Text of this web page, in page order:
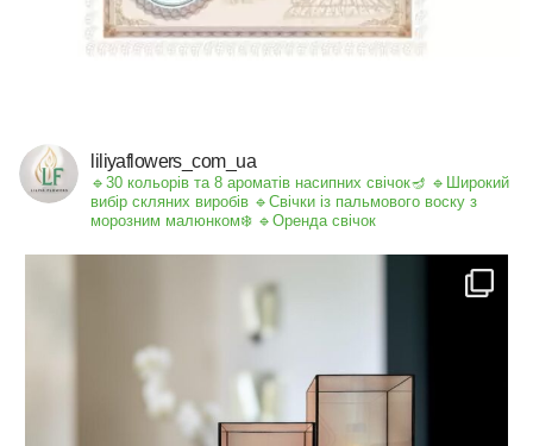
liliyaflowers_com_ua
🔹30 кольорів та 8 ароматів насипних свічок🪔 🔹Широкий
вибір скляних виробів 🔹Свічки із пальмового воску з
морозним малюнком❄️ 🔹Оренда свічок